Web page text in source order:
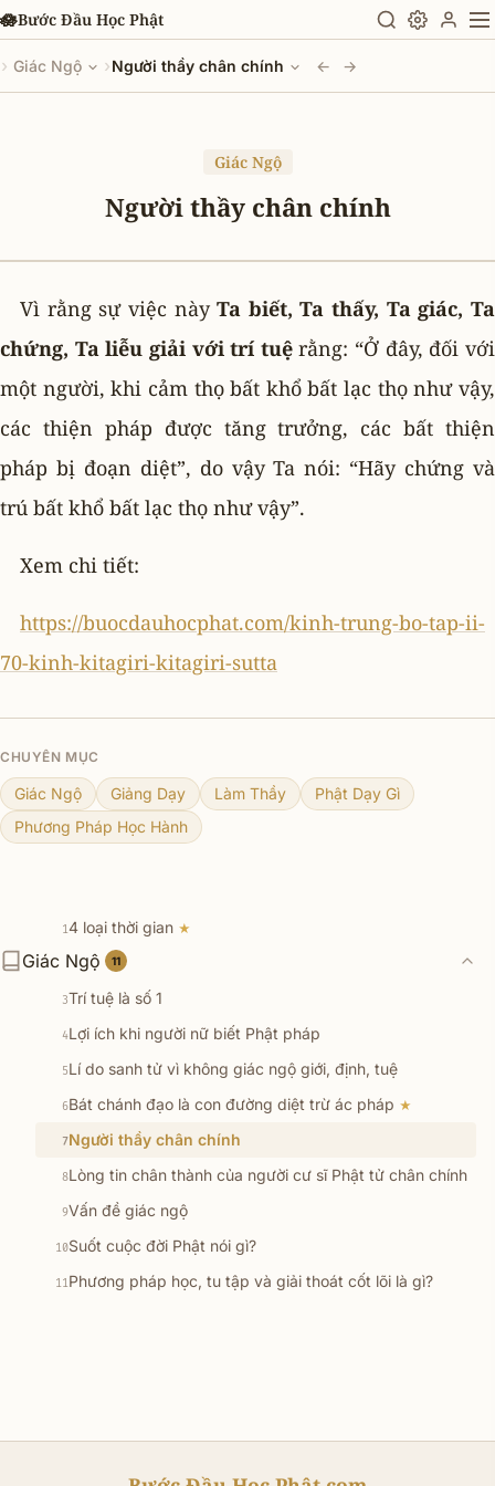
Chuyển đến nội dung chính
🪷Bước Đầu Học Phật
› Giác Ngộ ›Người thầy chân chính ← →
Giác Ngộ
Người thầy chân chính
Vì rằng sự việc nàyTa biết, Ta thấy, Ta giác, Ta
chứng, Ta liễu giải với trí tuệrằng: “Ở đây, đối với
một người, khi cảm thọ bất khổ bất lạc thọ như vậy,
các thiện pháp được tăng trưởng, các bất thiện
pháp bị đoạn diệt”, do vậy Ta nói: “Hãy chứng và
trú bất khổ bất lạc thọ như vậy”.
Xem chi tiết:
https://buocdauhocphat.com/kinh-trung-bo-tap-ii-
70-kinh-kitagiri-kitagiri-sutta
CHUYÊN MỤC
Giác Ngộ Giảng Dạy Làm Thầy
Phật Dạy Gì
Phương Pháp Học Hành
Giác Ngộ 11
14 loại thời gian ★
2Niết bàn hiện tại là gì?
3Trí tuệ là số 1
4Lợi ích khi người nữ biết Phật pháp
5Lí do sanh tử vì không giác ngộ giới, định, tuệ
6Bát chánh đạo là con đường diệt trừ ác pháp ★
7Người thầy chân chính
8Lòng tin chân thành của người cư sĩ Phật tử chân chính
9Vấn đề giác ngộ
10Suốt cuộc đời Phật nói gì?
11Phương pháp học, tu tập và giải thoát cốt lõi là gì?